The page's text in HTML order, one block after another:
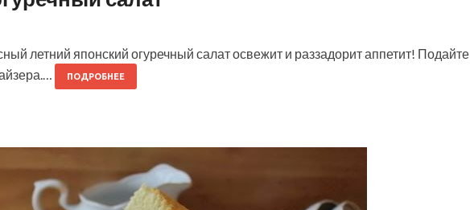
летний японский огуречный салат освежит и раззадорит аппетит! Подайте
ПОДРОБНЕЕ